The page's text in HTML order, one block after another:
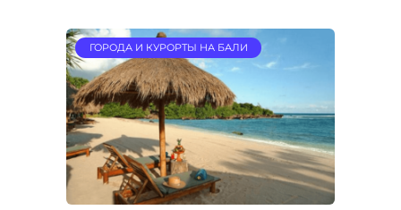
ГОРОДА И КУРОРТЫ НА БАЛИ